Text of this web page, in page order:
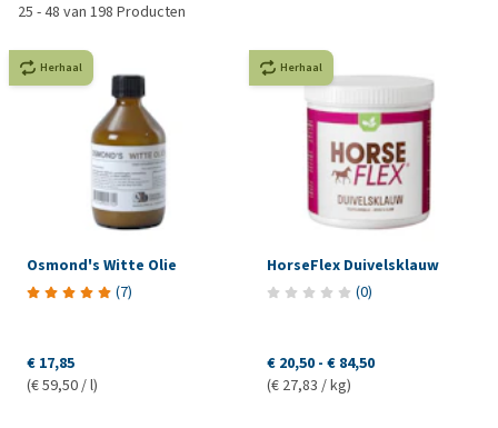
25 -48 van 198 Producten
Herhaal
Osmond's Witte Olie
(7)
€ 17,85
(€ 59,50 / l)
Herhaal
HorseFlex Duivelsklauw
(0)
€ 20,50 - € 84,50
(€ 27,83 / kg)